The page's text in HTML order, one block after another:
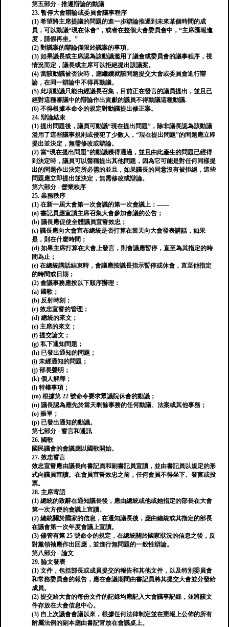
第五部分 - 推遲辯論的動議
23. 暫停大會辯論或委員會議事程序
(1) 希望將主席提議的問題的進一步辯論推遲到未來某個時間的成
員，可以動議“現在休會”，或者在整個大會委員會中，“主席匯報進
度，請假再坐。”
(2) 對議案的辯論僅限於議案的事項。
(3) 如果議長或主席認為該動議濫用了議會或委員會的議事程序，視
情況而定，議長或主席可以拒絕提出該議案。
(4) 當該動議被否決時，應繼續就該問題提交大會或委員會進行辯
論，在同一辯論中不得再動議。
(5) 此項動議只能由經議長召集，目前正在發言的議員提出，並且已
經對這種審議中的辯論作出貢獻的議員不得動議這種動議.
(6) 不得根據本命令的規定對動議提出修正案。
24. 辯論結束
(1) 提出問題後，議員可動議“現在提出問題”，除非議長認為該動議
濫用了這些議事規則或侵犯了少數人，“現在提出問題”的問題應立即
提出並決定，無需修改或辯論。
(2) 當“現在提出問題”的動議獲得通過，並且由此產生的問題已經得
到決定時，議員可以聲稱提出其他問題，因為它可能是對任何同樣提
出的問題作出決定所必需的並且，如果議長的同意沒有被拒絕，這些
問題應立即提出並決定，無需修改或辯論。
第六部分 - 營業秩序
25. 業務秩序
(1) 在新一屆大會第一次會議的第一次會議上：——
(a) 書記員應宣讀主席召集大會參加會議的公告；
(b) 議長應促使全體議員宣誓效忠；
(c) 議長應向大會宣布總統是否打算在當天向大會發表講話，如果
是，則在什麼時間；
(d) 如果主席打算在大會上發言，則會議應暫停，直至為其指定的時
間為止；
(e) 在總統講話結束時，會議應按議長指示暫停或休會，直至他指定
的時間或日期；
(2) 會議事務應按以下順序辦理：
(a) 國歌；
(b) 反射時刻；
(c) 效忠宣誓的管理；
(d) 總統的來文；
(e) 主席的來文；
(f) 提交論文；
(g) 私下通知問題；
(h) 已發出通知的問題；
(i) 未經通知的問題；
(j) 部長聲明；
(k) 個人解釋；
(l) 特權事項；
(m) 根據第 22 號命令要求眾議院休會的動議；
(n) 議長認為應先於當天剩餘事務的任何動議、法案或其他事務；
(o) 賬單；
(p) 已發出通知的動議。
第七部分 - 誓言和通訊
26. 國歌
國民議會的會議應以國歌開始。
27. 效忠誓言
效忠宣誓應由議長向書記員和副書記員宣讀，並由書記員以規定的形
式向議員宣讀。在會員宣誓效忠之前，任何會員不得坐下、發言或投
票。
28. 主席寄語
(1) 總統的致辭在通知議長後，應由總統或他或她指定的部長在大會
第一次方便的會議上宣讀。
(2) 總統關於國家的信息，在通知議長後，應由總統或其指定的部長
在議會第一次年度會議上宣讀。
(3) 儘管有第 25 號命令的規定，在總統關於國家狀況的信息之後，反
對黨領袖應作出回應，並進行無問題的一般性辯論。
第八部分 - 論文
29. 論文發表
(1) 文件，包括部長或成員提交的報告和其他文件，以及特別委員會
和常務委員會的報告，應在會議期間由書記員將其提交大會並分發給
成員。
(2) 提交給大會的每份文件的記錄均應記入大會議事記錄，並將該文
件存放在大會信息中心。
(3) 自上次議會會議以來，根據任何法律制定並在憲報上公佈的所有
附屬法例的副本應由書記官放在會議桌上。